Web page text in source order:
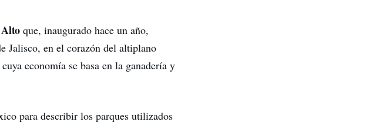
Altoque, inaugurado hace un año,
Jalisco, en el corazón del altiplano
economía se basa en la ganadería y
para describir los parques utilizados